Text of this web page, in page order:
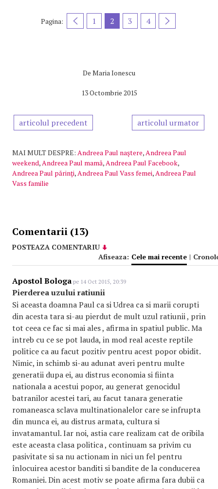
Pagina: 1 2 3 4
De Maria Ionescu
13 Octombrie 2015
articolul precedent articolul urmator
MAI MULT DESPRE: Andreea Paul naştere,Andreea Paul
weekend,Andreea Paul mamă,Andreea Paul Facebook,
Andreea Paul părinţi,Andreea Paul Vass femei,Andreea Paul
Vass familie
Comentarii (13)
POSTEAZA COMENTARIU
Afiseaza: Cele mai recente |
Apostol Bologa pe 14 Oct 2015, 20:39
Pierderea uzului ratiunii
Si aceasta doamna Paul ca si Udrea ca si marii corupti
din acesta tara si-au pierdut de mult uzul ratiunii , prin
tot ceea ce fac si mai ales , afirma in spatiul public. Ma
intreb cu ce se pot lauda, in mod real aceste reptile
politice ca au facut pozitiv pentru acest popor obidit.
Nimic, in schimb si-au adunat averi pentru multe
generatii dupa ei, au distrus economia si fiinta
nationala a acestui popor, au generat genocidul
batranilor acestei tari, au facut tanara generatie
romaneasca sclava multinationalelor care se infrupta
din munca ei, au distrus armata, cultura si
invatamantul. Iar noi, astia care realizam cat de oribila
este aceasta clasa politica , continuam sa privim cu
pasivitate si sa nu actionam in nici un fel pentru
înlocuirea acestor banditi si bandite de la conducerea
Romaniei. Din acest motiv se poate afirma fara dubii ca